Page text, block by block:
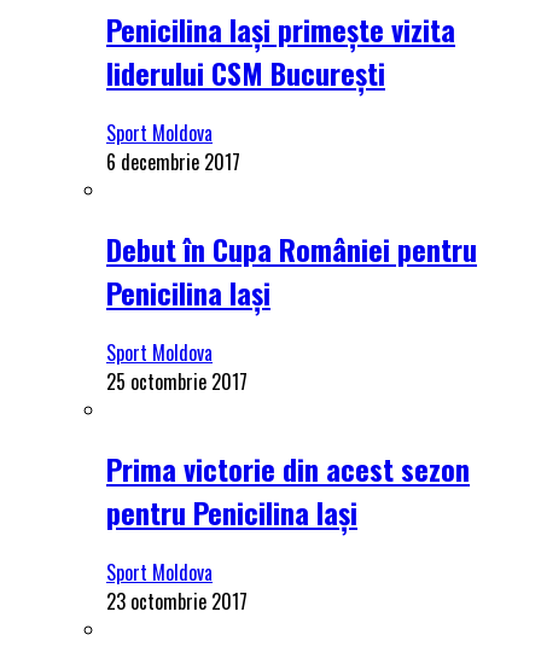
Penicilina Iași primește vizita
liderului CSM București
Sport Moldova
6 decembrie 2017
Debut în Cupa României pentru
Penicilina Iași
Sport Moldova
25 octombrie 2017
Prima victorie din acest sezon
pentru Penicilina Iași
Sport Moldova
23 octombrie 2017